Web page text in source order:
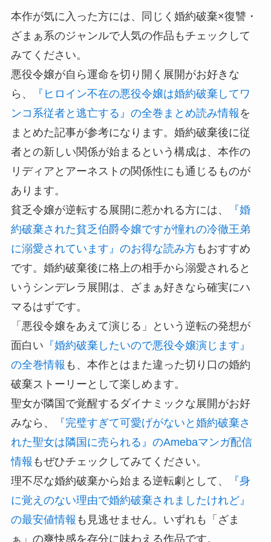
本作が気に入った方には、同じく婚約破棄×復讐・
ざまぁ系のジャンルで人気の作品もチェックして
みてください。
悪役令嬢が自ら運命を切り開く展開がお好きな
ら、
『ヒロイン不在の悪役令嬢は婚約破棄してワ
ンコ系従者と逃亡する』の全巻まとめ読み情報 を
まとめた記事が参考になります。婚約破棄後に従
者との新しい関係が始まるという構成は、本作の
リディアとアーネストの関係性にも通じるものが
あります。
貧乏令嬢が逆転する展開に惹かれる方には、
『婚
約破棄された貧乏伯爵令嬢ですが憧れの冷徹王弟
に溺愛されています』のお得な読み方もおすすめ
です。婚約破棄後に格上の相手から溺愛されると
いうシンデレラ展開は、ざまぁ好きなら確実にハ
マるはずです。
「悪役令嬢をあえて演じる」という逆転の発想が
面白い 『婚約破棄したいので悪役令嬢演じます』
の全巻情報 も、本作とはまた違った切り口の婚約
破棄ストーリーとして楽しめます。
聖女が隣国で覚醒するダイナミックな展開がお好
みなら、
『完璧すぎて可愛げがないと婚約破棄さ
れた聖女は隣国に売られる』のAmebaマンガ配信
情報 もぜひチェックしてみてください。
理不尽な婚約破棄から始まる逆転劇として、
『身
に覚えのない理由で婚約破棄されましたけれど』
の最安値情報 も見逃せません。いずれも「ざま
ぁ」の爽快感を存分に味わえる作品です。